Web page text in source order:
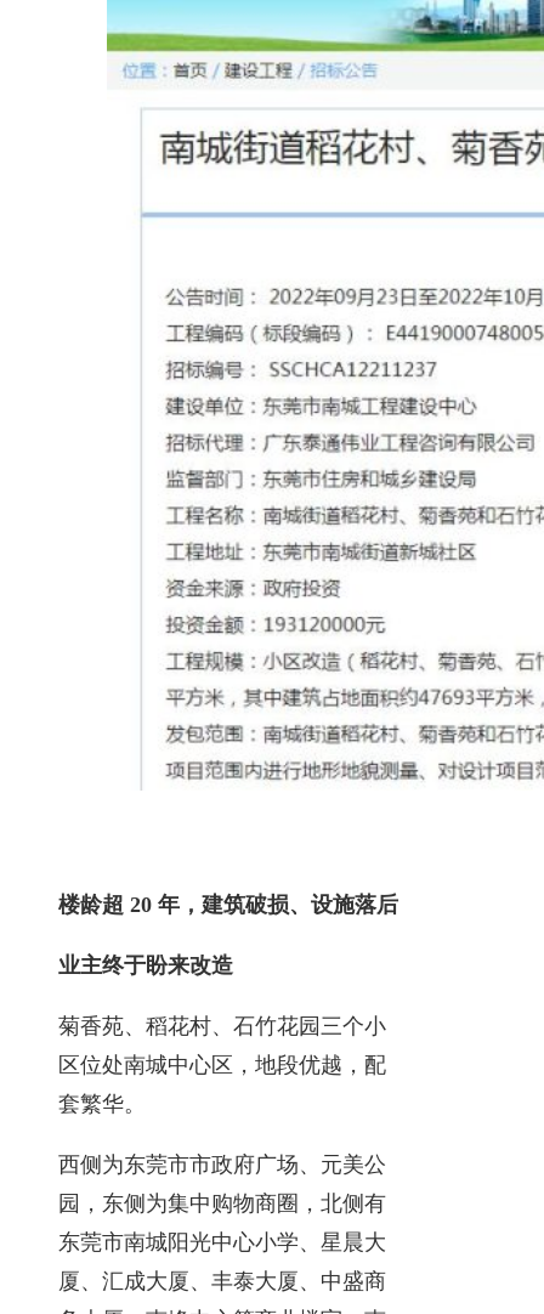
楼龄超 20 年，建筑破损、设施落后
业主终于盼来改造
菊香苑、稻花村、石竹花园三个小
区位处南城中心区，地段优越，配
套繁华。
西侧为东莞市市政府广场、元美公
园，东侧为集中购物商圈，北侧有
东莞市南城阳光中心小学、星晨大
厦、汇成大厦、丰泰大厦、中盛商